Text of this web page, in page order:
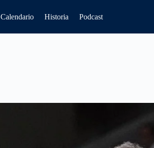
Calendario Historia Podcast